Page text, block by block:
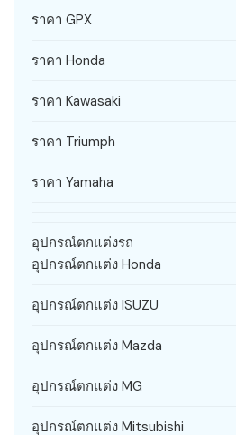
ราคา GPX
ราคา Honda
ราคา Kawasaki
ราคา Triumph
ราคา Yamaha
อุปกรณ์ตกแต่งรถ
อุปกรณ์ตกแต่ง Honda
อุปกรณ์ตกแต่ง ISUZU
อุปกรณ์ตกแต่ง Mazda
อุปกรณ์ตกแต่ง MG
อุปกรณ์ตกแต่ง Mitsubishi